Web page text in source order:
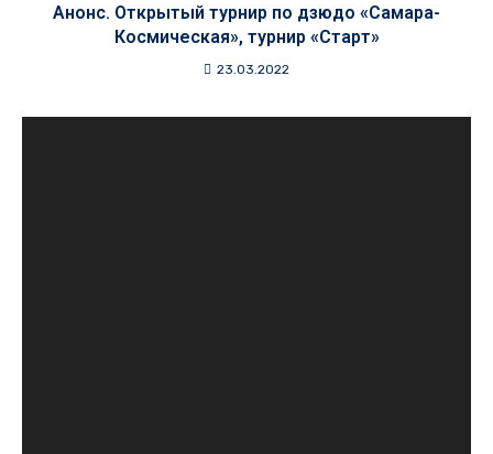
Анонс. Открытый турнир по дзюдо «Самара-
Космическая», турнир «Старт»
23.03.2022